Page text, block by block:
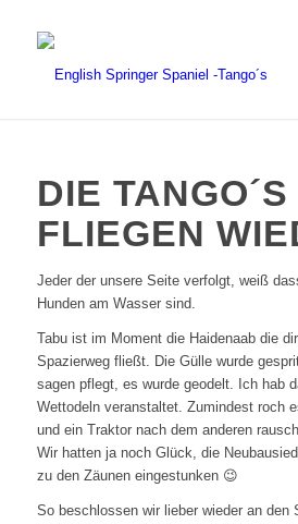
DIE TANGO´S
FLIEGEN
Jeder der unsere Seite verfolgt, weiß
Hunden am Wasser sind.
Tabu ist im Moment die Haidenaab die
Spazierweg fließt. Die Gülle wurde
sagen pflegt, es wurde geodelt. Ich hab
Wettodeln veranstaltet. Zumindest roch
und ein Traktor nach dem anderen
Wir hatten ja noch Glück, die
zu den Zäunen eingestunken 😉
So beschlossen wir lieber wieder an den